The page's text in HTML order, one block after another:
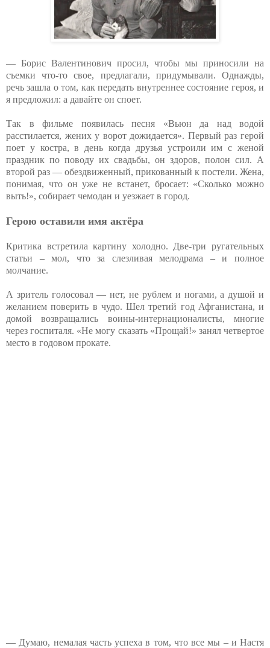
— Борис Валентинович просил, чтобы мы приносили на
съемки что-то свое, предлагали, придумывали. Однажды,
речь зашла о том, как передать внутреннее состояние героя, и
я предложил: а давайте он споет.
Так в фильме появилась песня «Вьюн да над водой
расстилается, жених у ворот дожидается». Первый раз герой
поет у костра, в день когда друзья устроили им с женой
праздник по поводу их свадьбы, он здоров, полон сил. А
второй раз — обездвиженный, прикованный к постели. Жена,
понимая, что он уже не встанет, бросает: «Сколько можно
выть!», собирает чемодан и уезжает в город.
Герою оставили имя актёра
Критика встретила картину холодно. Две-три ругательных
статьи – мол, что за слезливая мелодрама – и полное
молчание.
А зритель голосовал — нет, не рублем и ногами, а душой и
желанием поверить в чудо. Шел третий год Афганистана, и
домой возвращались воины-интернационалисты, многие
через госпиталя. «Не могу сказать «Прощай!» занял четвертое
место в годовом прокате.
— Думаю, немалая часть успеха в том, что все мы – и Настя